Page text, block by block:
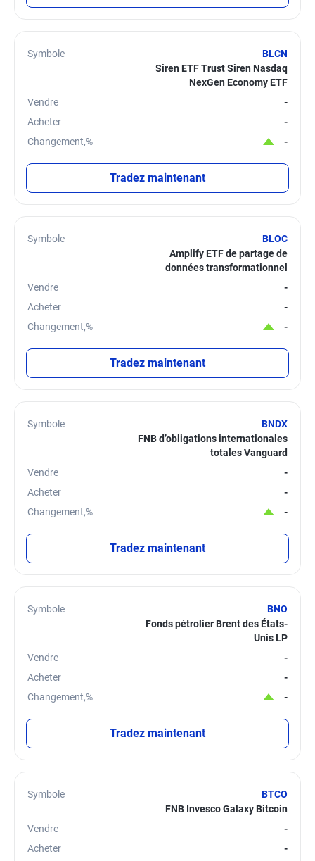
Symbole
BLCN
Siren ETF Trust Siren Nasdaq
NexGen Economy ETF
Vendre
-
Acheter
-
Changement,%
-
Tradez maintenant
Symbole
BLOC
Amplify ETF de partage de
données transformationnel
Vendre
-
Acheter
-
Changement,%
-
Tradez maintenant
Symbole
BNDX
FNB d’obligations internationales
totales Vanguard
Vendre
-
Acheter
-
Changement,%
-
Tradez maintenant
Symbole
BNO
Fonds pétrolier Brent des États-
Unis LP
Vendre
-
Acheter
-
Changement,%
-
Tradez maintenant
Symbole
BTCO
FNB Invesco Galaxy Bitcoin
Vendre
-
Acheter
-